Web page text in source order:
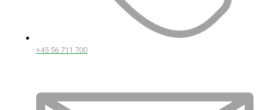
+45 56 711 700